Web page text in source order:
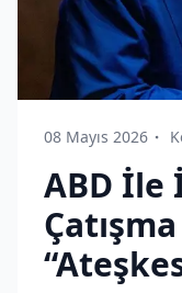
08 Mayıs 2026
ABD İle